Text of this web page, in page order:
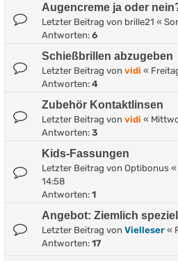
Augencreme ja oder
Letzter Beitrag von brille21 «
Antworten: 6
Schießbrillen abzugeben
Letzter Beitrag von vidi «
Antworten: 4
Zubehör Kontaktlinsen
Letzter Beitrag von vidi «
Antworten: 3
Kids-Fassungen
Letzter Beitrag von Optibonus «
14:58
Antworten: 1
Angebot: Ziemlich
Letzter Beitrag von Vielleser «
Antworten: 17